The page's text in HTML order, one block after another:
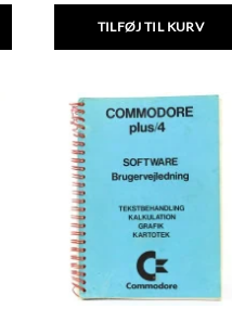
TILFØJ TIL KURV